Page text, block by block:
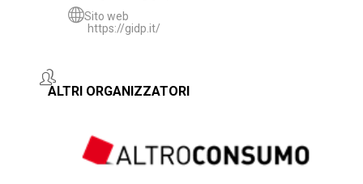
Sito web
https://gidp.it/
ALTRI ORGANIZZATORI